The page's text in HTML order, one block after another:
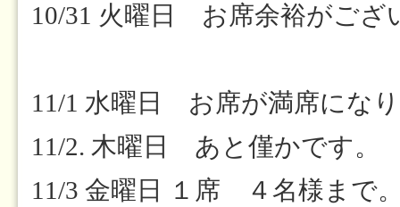
10/31 火曜日 お席余裕がござ
11/1 水曜日 お席が満席にな
11/2. 木曜日 あと僅かです。
11/3 金曜日 １席 ４名様まで